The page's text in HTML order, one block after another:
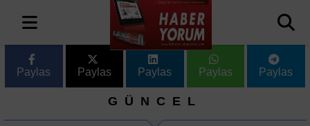
Paylas Paylas Paylas Paylas Paylas
GÜNCEL